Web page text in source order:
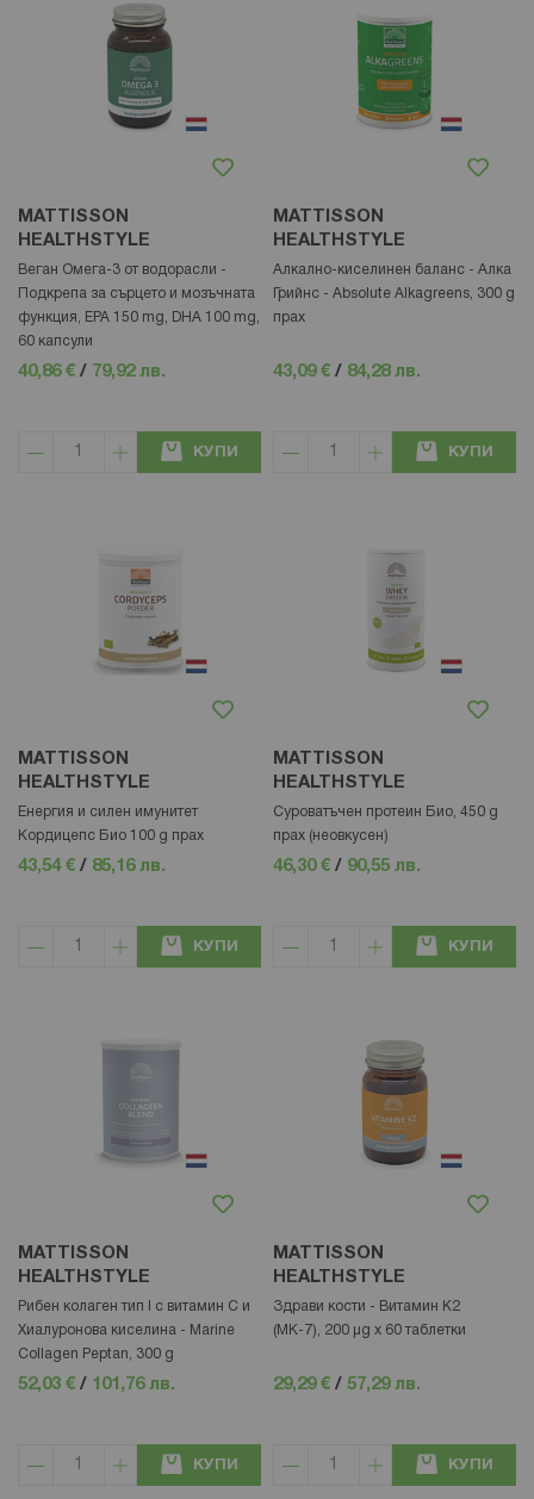
MATTISSON
HEALTHSTYLE
Веган Омега-3 от водорасли -
Подкрепа за сърцето и мозъчната
функция, EPA 150 mg, DHA 100 mg,
60 капсули
40,86 € / 79,92 лв.
КУПИ
MATTISSON
HEALTHSTYLE
Алкално-киселинен баланс - Алка
Грийнс - Absolute Alkagreens, 300 g
прах
43,09 € / 84,28 лв.
КУПИ
MATTISSON
HEALTHSTYLE
Енергия и силен имунитет
Кордицепс Био 100 g прах
43,54 € / 85,16 лв.
КУПИ
MATTISSON
HEALTHSTYLE
Суроватъчен протеин Био, 450 g
прах (неовкусен)
46,30 € / 90,55 лв.
КУПИ
MATTISSON
HEALTHSTYLE
Рибен колаген тип I с витамин С и
Хиалуронова киселина - Marine
Collagen Peptan, 300 g
52,03 € / 101,76 лв.
КУПИ
MATTISSON
HEALTHSTYLE
Здрави кости - Витамин K2
(МК-7), 200 µg x 60 таблетки
29,29 € / 57,29 лв.
КУПИ